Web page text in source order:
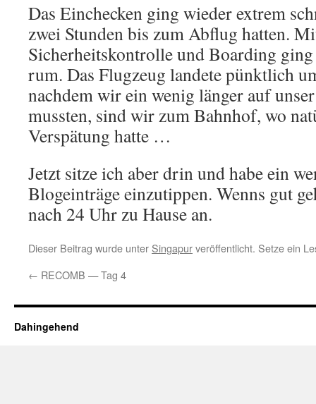
Das Einchecken ging wieder extrem
zwei Stunden bis zum Abflug hatten.
Sicherheitskontrolle und Boarding
rum. Das Flugzeug landete pünktlich
nachdem wir ein wenig länger auf
mussten, sind wir zum Bahnhof, wo
Verspätung hatte …
Jetzt sitze ich aber drin und habe ein
Blogeinträge einzutippen. Wenns gut
nach 24 Uhr zu Hause an.
Dieser Beitrag wurde unter Singapurveröffentlicht. Setze ein
← RECOMB — Tag 4
Dahingehend